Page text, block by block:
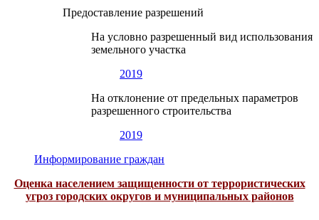
Предоставление разрешений
На условно разрешенный вид использования
земельного участка
2019
На отклонение от предельных параметров
разрешенного строительства
2019
Информирование граждан
Оценка населением защищенности от террористических
угроз городских округов и муниципальных районов